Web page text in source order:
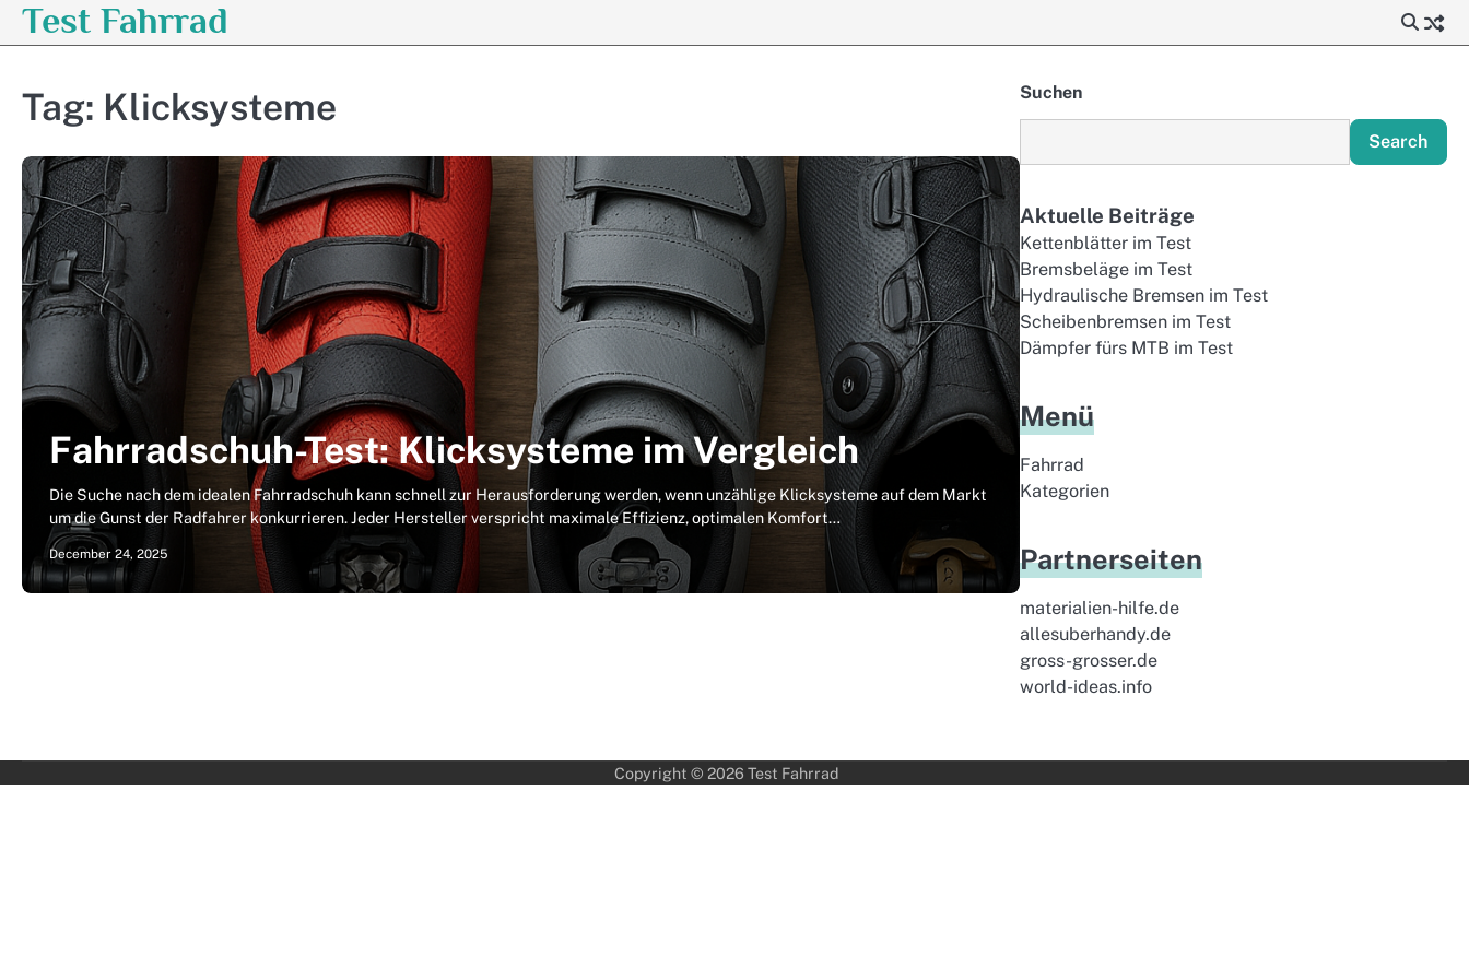
SkipTest Fahrrad
Tag: Klicksysteme
Fahrradschuh-Test: Klicksysteme im Vergleich
Die Suche nach dem idealen Fahrradschuh kann schnell zur Herausforderung werden, wenn unzählige Klicksysteme auf dem Markt
um die Gunst der Radfahrer konkurrieren. Jeder Hersteller verspricht maximale Effizienz, optimalen Komfort…
December 24, 2025
Suchen
Search
Aktuelle Beiträge
Kettenblätter im Test
Bremsbeläge im Test
Hydraulische Bremsen im Test
Scheibenbremsen im Test
Dämpfer fürs MTB im Test
Menü
Fahrrad
Kategorien
Partnerseiten
materialien-hilfe.de
allesuberhandy.de
gross-grosser.de
world-ideas.info
Copyright © 2026 Test Fahrrad